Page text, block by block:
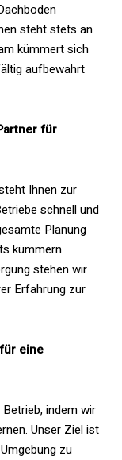
steht stets an
kümmert sich
aufbewahrt
für
Ihnen zur
schnell und
Planung
kümmern
stehen wir
Erfahrung zur
eine
indem wir
Unser Ziel ist
zu